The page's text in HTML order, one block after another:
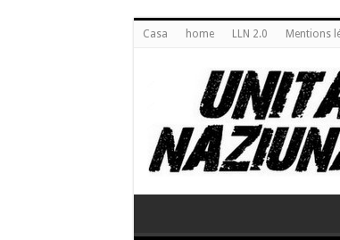
Casa home LLN 2.0 Mentions